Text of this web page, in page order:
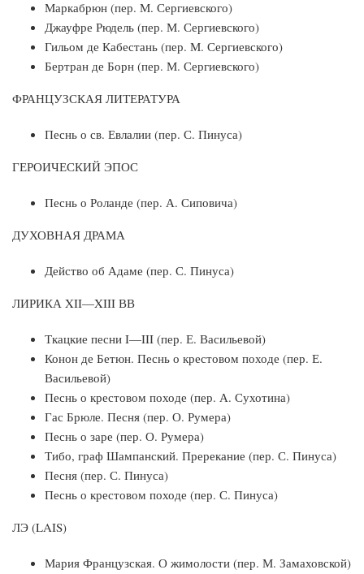
Маркабрюн (пер. М. Сергиевского)
Джауфре Рюдель (пер. М. Сергиевского)
Гильом де Кабестань (пер. М. Сергиевского)
Бертран де Борн (пер. М. Сергиевского)
ФРАНЦУЗСКАЯ ЛИТЕРАТУРА
Песнь о св. Евлалии (пер. С. Пинуса)
ГЕРОИЧЕСКИЙ ЭПОС
Песнь о Роланде (пер. А. Сиповича)
ДУХОВНАЯ ДРАМА
Действо об Адаме (пер. С. Пинуса)
ЛИРИКА XII—XIII ВВ
Ткацкие песни I—III (пер. Е. Васильевой)
Конон де Бетюн. Песнь о крестовом походе (пер. Е.
Васильевой)
Песнь о крестовом походе (пер. А. Сухотина)
Гас Брюле. Песня (пер. О. Румера)
Песнь о заре (пер. О. Румера)
Тибо, граф Шампанский. Пререкание (пер. С. Пинуса)
Песня (пер. С. Пинуса)
Песнь о крестовом походе (пер. С. Пинуса)
ЛЭ (LAIS)
Мария Французская. О жимолости (пер. М. Замаховской)